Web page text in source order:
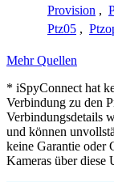
Provision ,
Ptz05 ,
Mehr Quellen
* iSpyConnect hat
Verbindung zu den
Verbindungsdetails
und können
keine Garantie oder
Kameras über diese